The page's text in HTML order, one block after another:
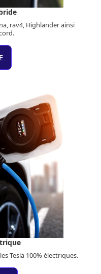
rav4, Highlander ainsi
Tesla 100% électriques.